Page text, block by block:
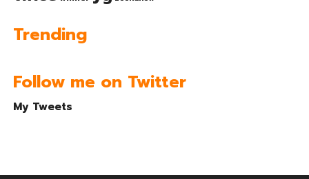
Trending
Follow me on Twitter
My Tweets